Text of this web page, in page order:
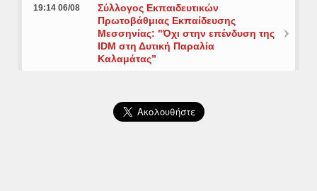
19:14 06/08
Σύλλογος Εκπαιδευτικών
Πρωτοβάθμιας Εκπαίδευσης
Μεσσηνίας: "Όχι στην επένδυση της
IDM στη Δυτική Παραλία
Καλαμάτας”